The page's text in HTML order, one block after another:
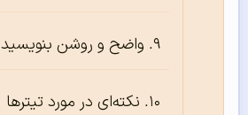
واضح و روشن بنویسید
نکته‌ای در مورد تیترها